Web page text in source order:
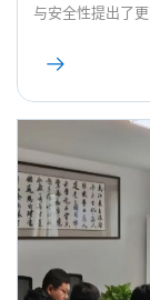
与安全性提出了
其推广效果。